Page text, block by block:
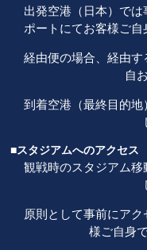
出発空港（日本）で
ポートにてお客様ご自
経由便の場合、経由
自
到着空港（最終目的
■スタジアムへのアクセス
観戦時のスタジアム
原則として事前にア
様ご自身